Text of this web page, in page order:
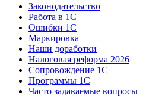
Законодательство
Работа в 1С
Ошибки 1С
Маркировка
Наши доработки
Налоговая реформа 2026
Сопровождение 1С
Программы 1С
Часто задаваемые вопросы